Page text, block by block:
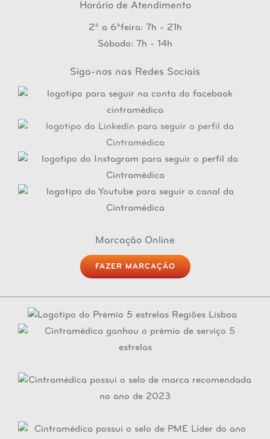
Horário de Atendimento
2ª a 6ªfeira: 7h - 21h
Sábado: 7h - 14h
Siga-nos nas Redes Sociais
Marcação Online
FAZER MARCAÇÃO